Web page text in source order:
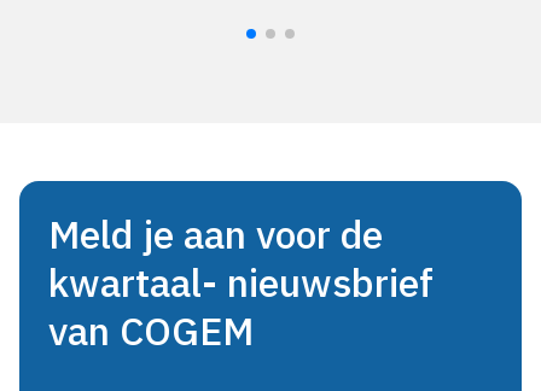
Meld je aan voor de
kwartaal- nieuwsbrief
van COGEM